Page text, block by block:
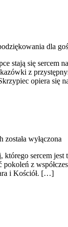
dla
się sercem
z
opiera się
została wyłączona
sercem
z
i Kościół. […]